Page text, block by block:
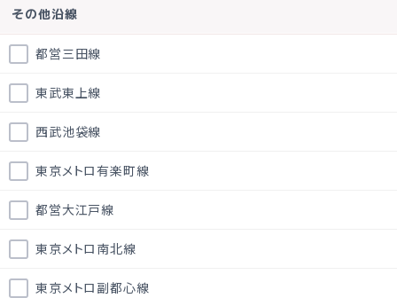
その他沿線
都営三田線
東武東上線
西武池袋線
東京メトロ有楽町線
都営大江戸線
東京メトロ南北線
東京メトロ副都心線